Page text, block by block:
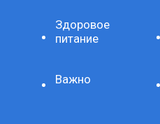
Здоровое
питание
Важно